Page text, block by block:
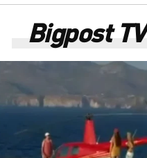
Bigpost TV